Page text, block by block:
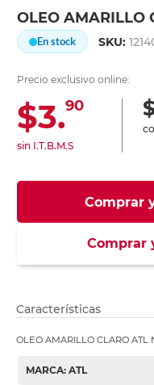
OLEO AMARILLO
En stock SKU:
Precio exclusivo online:
$3.90
sin I.T.B.M.S
Comprar
Comprar
Características
OLEO AMARILLO CLARO ATL
MARCA: ATL